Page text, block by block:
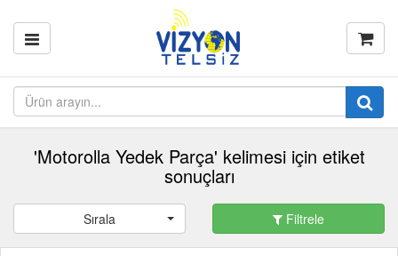
'Motorolla Yedek Parça' kelimesi için etiket
sonuçları
Sırala Filtrele